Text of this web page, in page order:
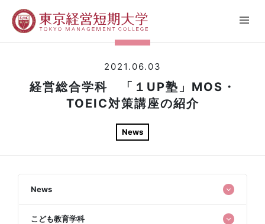
2021.06.03
経営総合学科 「１UP塾」MOS・
TOEIC対策講座の紹介
News
News
こども教育学科